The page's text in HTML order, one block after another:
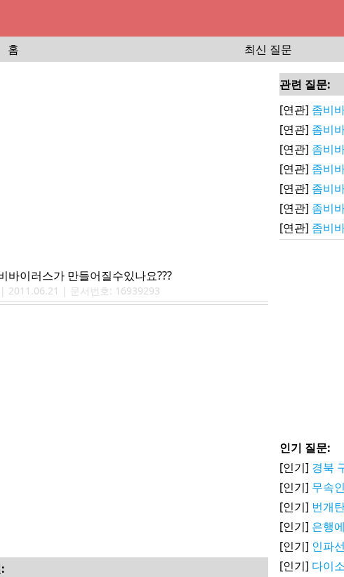
홈
최신 질문
바이러스가 만들어질수있나요???
| 2011.06.21 | 문서번호: 16939293
관련 질문:
[연관] 좀비
[연관] 좀비
[연관] 좀비
[연관] 좀비
[연관] 좀비
[연관] 좀비
[연관] 좀비
인기 질문:
[인기] 경북
[인기] 무속
[인기] 번개
[인기] 은행
[인기] 인파
[인기] 다이